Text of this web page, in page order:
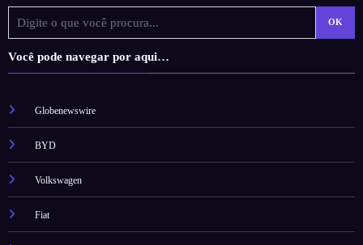
OK
Você pode navegar por aqui…
Globenewswire
BYD
Volkswagen
Fiat